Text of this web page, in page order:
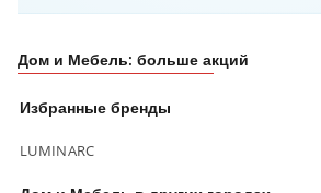
Дом и Мебель: больше акций
Избранные бренды
LUMINARC